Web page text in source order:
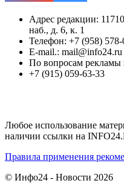
Адрес редакции:
наб., д. 6, к. 1
Телефон: +7 (958) 578-
E-mail.: mail@info24.ru
По вопросам рекламы
+7 (915) 059-63-33
Любое использование
наличии ссылки на
Правила применения
© Инфо24 - Новости 2026